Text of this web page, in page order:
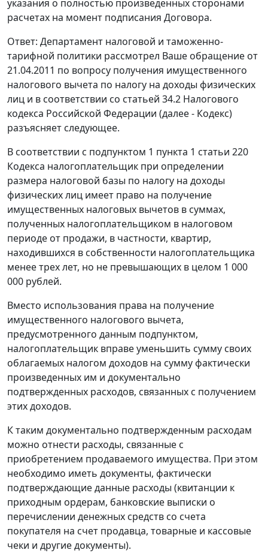
указания о полностью произведенных сторонами
расчетах на момент подписания Договора.
Ответ: Департамент налоговой и таможенно-
тарифной политики рассмотрел Ваше обращение от
21.04.2011 по вопросу получения имущественного
налогового вычета по налогу на доходы физических
лиц и в соответствии со статьей 34.2 Налогового
кодекса Российской Федерации (далее - Кодекс)
разъясняет следующее.
В соответствии с подпунктом 1 пункта 1 статьи 220
Кодекса налогоплательщик при определении
размера налоговой базы по налогу на доходы
физических лиц имеет право на получение
имущественных налоговых вычетов в суммах,
полученных налогоплательщиком в налоговом
периоде от продажи, в частности, квартир,
находившихся в собственности налогоплательщика
менее трех лет, но не превышающих в целом 1 000
000 рублей.
Вместо использования права на получение
имущественного налогового вычета,
предусмотренного данным подпунктом,
налогоплательщик вправе уменьшить сумму своих
облагаемых налогом доходов на сумму фактически
произведенных им и документально
подтвержденных расходов, связанных с получением
этих доходов.
К таким документально подтвержденным расходам
можно отнести расходы, связанные с
приобретением продаваемого имущества. При этом
необходимо иметь документы, фактически
подтверждающие данные расходы (квитанции к
приходным ордерам, банковские выписки о
перечислении денежных средств со счета
покупателя на счет продавца, товарные и кассовые
чеки и другие документы).